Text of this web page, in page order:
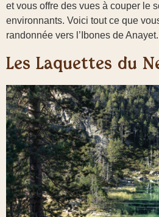
et vous offre des vues à couper le
environnants. Voici tout ce que
randonnée vers l’Ibones de Anayet.
Les Laquettes du